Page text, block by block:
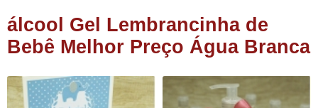
álcool Gel Lembrancinha de
Bebê Melhor Preço Água Branca